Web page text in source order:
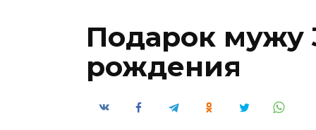
Подарок мужу
рождения